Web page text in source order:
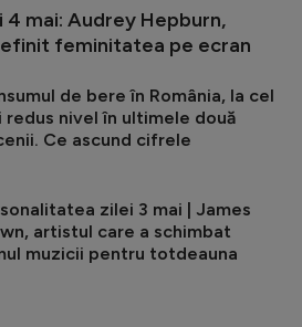
mai: Audrey Hepburn,
feminitatea pe ecran
de bere în România, la cel
redus nivel în ultimele două
Ce ascund cifrele
zilei 3 mai | James
artistul care a schimbat
muzicii pentru totdeauna